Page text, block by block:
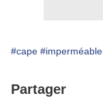
#cape #imperméable
Partager